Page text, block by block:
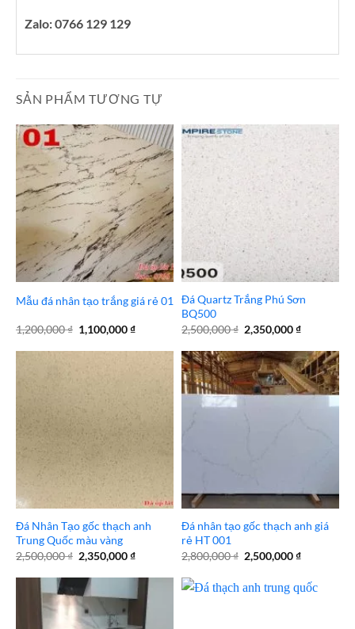
Zalo: 0766 129 129
SẢN PHẨM TƯƠNG TỰ
Mẫu đá nhân tạo trắng giá rẻ 01
1,200,000₫ Giá
gốc
là:
1,100,000₫Giá
tại
1,100,000 ₫.
Đá Quartz Trắng Phú Sơn
BQ500
2,500,000₫ Giá
gốc
là:
2,500,000 ₫.
2,350,000₫Giá
tại
là:
2,350,000
Đá Nhân Tạo gốc thạch anh
Trung Quốc màu vàng
2,500,000₫ Giá
gốc
là:
2,500,000 ₫.
2,350,000₫Giá
tại
là:
2,350,000 ₫.
Đá nhân tạo gốc thạch anh giá
rẻ HT 001
2,800,000₫ Giá
gốc
2,800,000 ₫.
2,500,000₫Giá
là: